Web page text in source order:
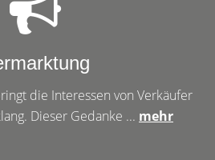
die Interessen von Verkäufer
Dieser Gedanke ... mehr